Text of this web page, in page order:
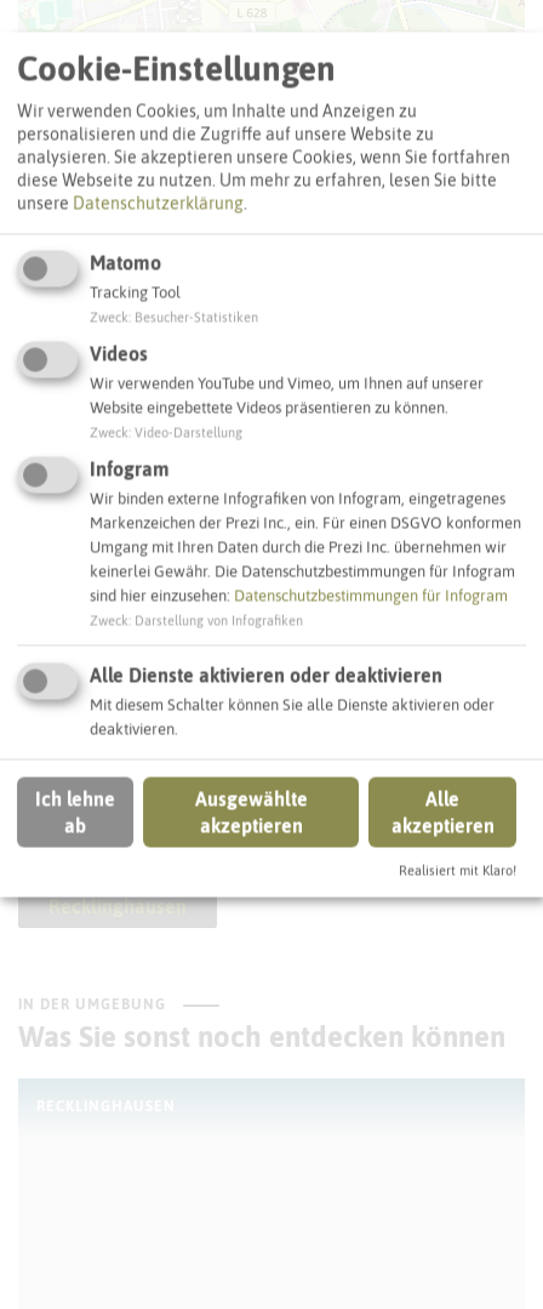
Adresse:
Gewerbepark Ortloh (Maria-von-Linden-Straße)
Maria-von-Linden-Straße
45665 Recklinghausen
Webseite
Interaktive Karte
So ordnen wir dieses Objekt ein
freie Immobilienstandorte
Recklinghausen
IN DER UMGEBUNG
Was Sie sonst noch entdecken können
Cookie-Einstellungen
Wir verwenden Cookies, um Inhalte und Anzeigen zu
personalisieren und die Zugriffe auf unsere Website zu
analysieren. Sie akzeptieren unsere Cookies, wenn Sie fortfahren
diese Webseite zu nutzen. Um mehr zu erfahren, lesen Sie bitte
unsere Datenschutzerklärung.
Matomo
Tracking Tool
Zweck Besucher-Statistiken
Videos
Wir verwenden YouTube und Vimeo, um Ihnen auf unserer
Website eingebettete Videos präsentieren zu können.
Zweck Video-Darstellung
Infogram
Wir binden externe Infografiken von Infogram, eingetragenes
Markenzeichen der Prezi Inc., ein. Für einen DSGVO konformen
Umgang mit Ihren Daten durch die Prezi Inc. übernehmen wir
keinerlei Gewähr. Die Datenschutzbestimmungen für Infogram
sind hier einzusehen: Datenschutzbestimmungen für Infogram
Zweck Darstellung von Infografiken
Alle Dienste aktivieren oder deaktivieren
Mit diesem Schalter können Sie alle Dienste aktivieren oder
deaktivieren.
Ich lehne
ab
Ausgewählte
akzeptieren
Alle
akzeptieren
Realisiert mit Klaro!